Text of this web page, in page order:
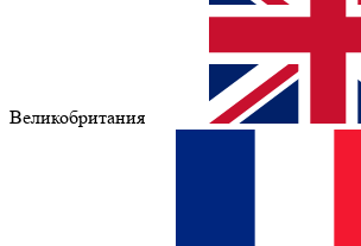
Великобритания